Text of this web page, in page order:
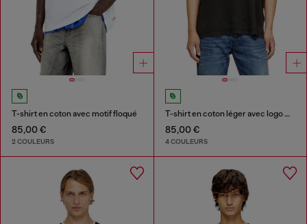
T-shirt en coton avec motif floqué
85,00 €
2 COULEURS
T-shirt en coton léger avec logo Ovale D métallisé
85,00 €
4 COULEURS